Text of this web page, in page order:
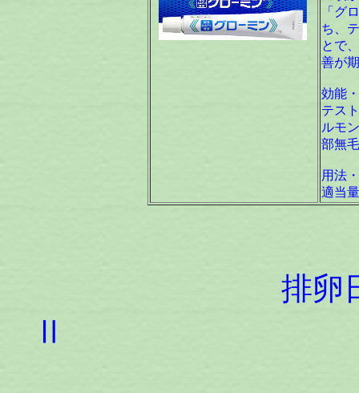
「グ
ち、
とで
善が
効能
テス
ルモ
部無
用法
適当
排卵日検査薬
Ⅱ 「体